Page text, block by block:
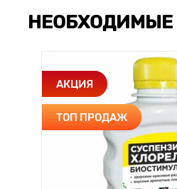
НЕОБХОДИМЫЕ
АКЦИЯ
ТОП ПРОДАЖ